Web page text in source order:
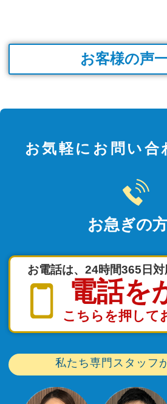
お客様の声
お気軽にお問い合
お急ぎの
お電話は、24時間365日
電話を
こちらを押して
私たち専門スタッフ